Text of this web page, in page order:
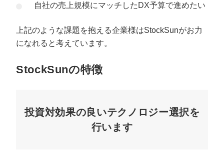
自社の売上規模にマッチしたDX予算で進めたい
上記のような課題を抱える企業様はStockSunがお力
になれると考えています。
StockSunの特徴
投資対効果の良いテクノロジー選択を
行います